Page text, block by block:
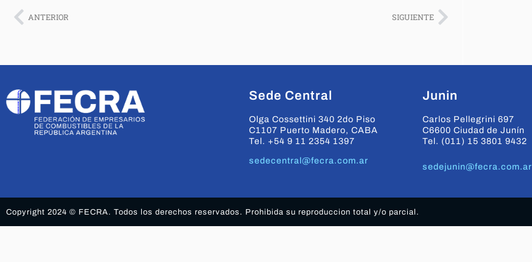
ANTERIOR SIGUIENTE
Sede Central
Olga Cossettini 340 2do Piso
C1107 Puerto Madero, CABA
Tel. +54 9 11 2354 1397
sedecentral@fecra.com.ar
Junin
Carlos Pellegrini 697
C6600 Ciudad de Junín
Tel. (011) 15 3801 9432
sedejunin@fecra.com.ar
Copyright 2024 © FECRA. Todos los derechos reservados. Prohibida su reproduccion total y/o parcial.